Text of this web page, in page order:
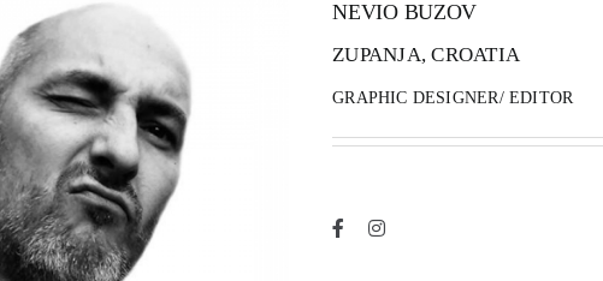
NEVIO BUZOV
ZUPANJA, CROATIA
GRAPHIC DESIGNER/ EDITOR